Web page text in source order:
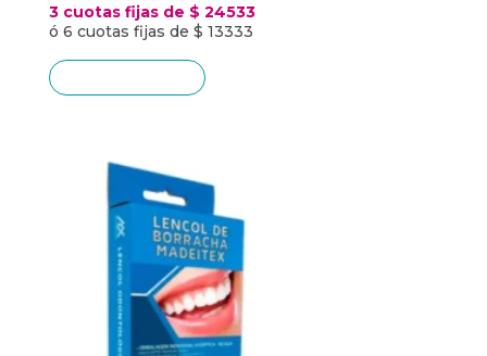
3 cuotas fijas de $ 24533
ó 6 cuotas fijas de $ 13333